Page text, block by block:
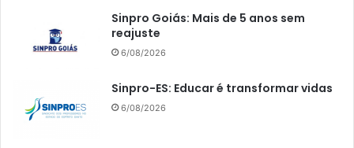
Sinpro Goiás: Mais de 5 anos sem
reajuste
6/08/2026
Sinpro-ES: Educar é transformar vidas
6/08/2026